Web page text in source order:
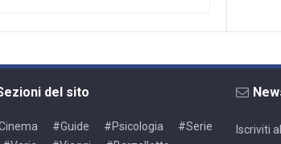
del sito
#Guide #Psicologia
#Serie
Iscriviti